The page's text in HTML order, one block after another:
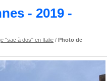
- 2019 -
"sac à dos" en Italie /Photo de